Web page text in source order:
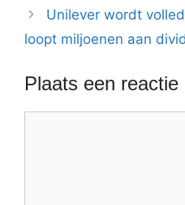
Unilever wordt
loopt miljoenen aan
Plaats een reactie